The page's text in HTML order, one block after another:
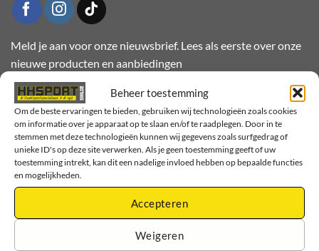
Beheer toestemming
Om de beste ervaringen te bieden, gebruiken wij technologieën zoals cookies
om informatie over je apparaat op te slaan en/of te raadplegen. Door in te
stemmen met deze technologieën kunnen wij gegevens zoals surfgedrag of
unieke ID's op deze site verwerken. Als je geen toestemming geeft of uw
toestemming intrekt, kan dit een nadelige invloed hebben op bepaalde functies
en mogelijkheden.
Accepteren
Weigeren
Meld je aan voor onze nieuwsbrief. Lees als eerste over onze
nieuwe producten en aanbiedingen